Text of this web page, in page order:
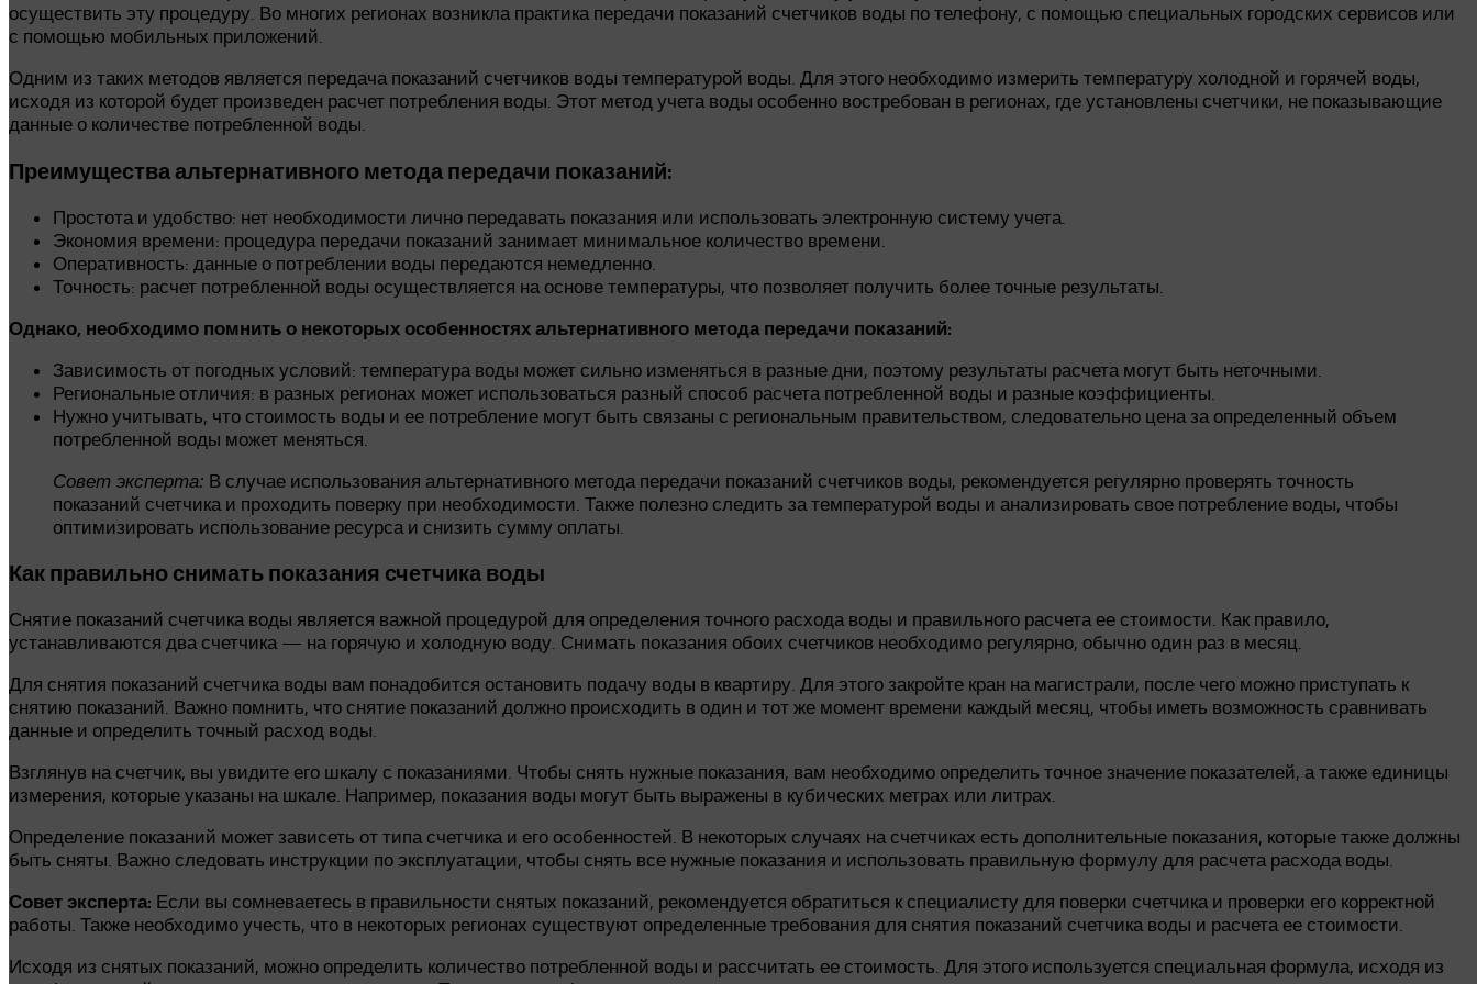
осуществить эту процедуру. Во многих регионах возникла практика передачи показаний счетчиков воды по телефону, с помощью специальных городских сервисов или
с помощью мобильных приложений.
Одним из таких методов является передача показаний счетчиков воды температурой воды. Для этого необходимо измерить температуру холодной и горячей воды,
исходя из которой будет произведен расчет потребления воды. Этот метод учета воды особенно востребован в регионах, где установлены счетчики, не показывающие
данные о количестве потребленной воды.
Преимущества альтернативного метода передачи показаний:
Простота и удобство: нет необходимости лично передавать показания или использовать электронную систему учета.
Экономия времени: процедура передачи показаний занимает минимальное количество времени.
Оперативность: данные о потреблении воды передаются немедленно.
Точность: расчет потребленной воды осуществляется на основе температуры, что позволяет получить более точные результаты.
Однако, необходимо помнить о некоторых особенностях альтернативного метода передачи показаний:
Зависимость от погодных условий: температура воды может сильно изменяться в разные дни, поэтому результаты расчета могут быть неточными.
Региональные отличия: в разных регионах может использоваться разный способ расчета потребленной воды и разные коэффициенты.
Нужно учитывать, что стоимость воды и ее потребление могут быть связаны с региональным правительством, следовательно цена за определенный объем
потребленной воды может меняться.
Совет эксперта: В случае использования альтернативного метода передачи показаний счетчиков воды, рекомендуется регулярно проверять точность
показаний счетчика и проходить поверку при необходимости. Также полезно следить за температурой воды и анализировать свое потребление воды, чтобы
оптимизировать использование ресурса и снизить сумму оплаты.
Как правильно снимать показания счетчика воды
Снятие показаний счетчика воды является важной процедурой для определения точного расхода воды и правильного расчета ее стоимости. Как правило,
устанавливаются два счетчика — на горячую и холодную воду. Снимать показания обоих счетчиков необходимо регулярно, обычно один раз в месяц.
Для снятия показаний счетчика воды вам понадобится остановить подачу воды в квартиру. Для этого закройте кран на магистрали, после чего можно приступать к
снятию показаний. Важно помнить, что снятие показаний должно происходить в один и тот же момент времени каждый месяц, чтобы иметь возможность сравнивать
данные и определить точный расход воды.
Взглянув на счетчик, вы увидите его шкалу с показаниями. Чтобы снять нужные показания, вам необходимо определить точное значение показателей, а также единицы
измерения, которые указаны на шкале. Например, показания воды могут быть выражены в кубических метрах или литрах.
Определение показаний может зависеть от типа счетчика и его особенностей. В некоторых случаях на счетчиках есть дополнительные показания, которые также должны
быть сняты. Важно следовать инструкции по эксплуатации, чтобы снять все нужные показания и использовать правильную формулу для расчета расхода воды.
Совет эксперта: Если вы сомневаетесь в правильности снятых показаний, рекомендуется обратиться к специалисту для поверки счетчика и проверки его корректной
работы. Также необходимо учесть, что в некоторых регионах существуют определенные требования для снятия показаний счетчика воды и расчета ее стоимости.
Исходя из снятых показаний, можно определить количество потребленной воды и рассчитать ее стоимость. Для этого используется специальная формула, исходя из